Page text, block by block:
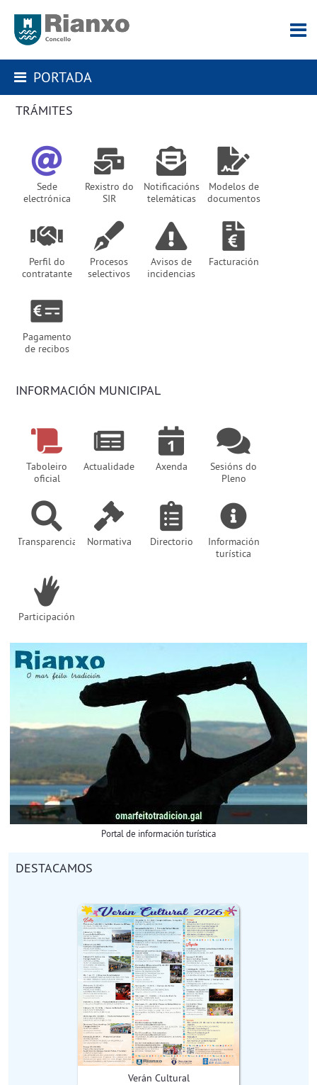
PORTADA
TRÁMITES
Sede
electrónica
Rexistro do
SIR
Notificacións
telemáticas
Modelos de
documentos
Perfil do
contratante
Procesos
selectivos
Avisos de
incidencias
Facturación
Pagamento
de recibos
INFORMACIÓN MUNICIPAL
Taboleiro
oficial
Actualidade Axenda
Sesións do
Pleno
Transparencia Normativa Directorio
Información
turística
Participación
Portal de información turística
DESTACAMOS
Verán Cultural